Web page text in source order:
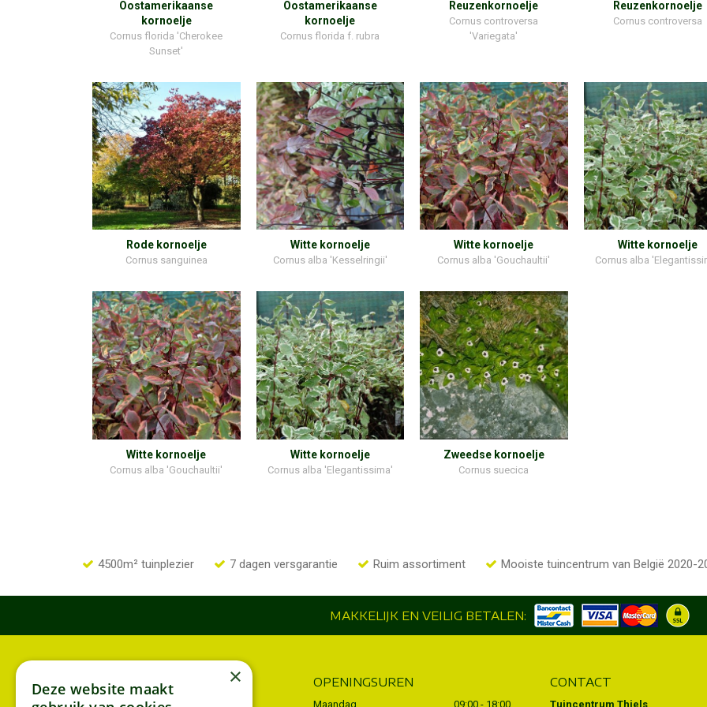
Oostamerikaanse
kornoelje
Cornus florida 'Cherokee
Sunset'
Oostamerikaanse
kornoelje
Cornus florida f. rubra
Reuzenkornoelje
Cornus controversa
'Variegata'
Reuzenkornoelje
Cornus controversa
Rode kornoelje
Cornus sanguinea
Witte kornoelje
Cornus alba 'Kesselringii'
Witte kornoelje
Cornus alba 'Gouchaultii'
Witte kornoelje
Cornus alba
Witte kornoelje
Cornus alba 'Gouchaultii'
Witte kornoelje
Cornus alba 'Elegantissima'
Zweedse kornoelje
Cornus suecica
4500m² tuinplezier 7 dagen versgarantie Ruim assortiment Mooiste tuincentrum van België 2020-
MAKKELIJK EN VEILIG BETALEN:
INFORMATIE
Algemene voorwaarden
OPENINGSUREN
Maandag 09:00 - 18:00
CONTACT
Tuincentrum Thiels
×
Deze website maakt